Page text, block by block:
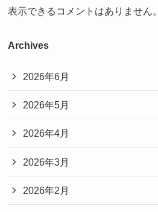
表示できるコメントはありません。
Archives
2026年6月
2026年5月
2026年4月
2026年3月
2026年2月